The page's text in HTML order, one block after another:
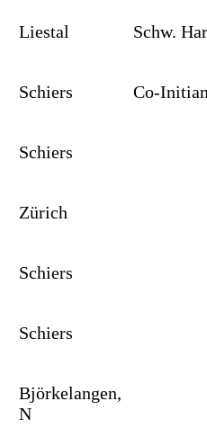
Liestal Schw.
Schiers Co-
Schiers
Zürich
Schiers
Schiers
Björkelangen,
N